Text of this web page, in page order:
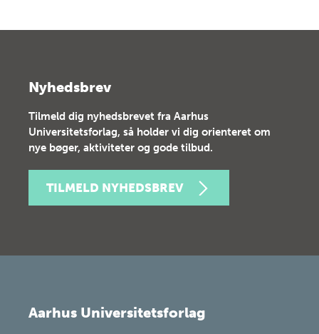
Nyhedsbrev
Tilmeld dig nyhedsbrevet fra Aarhus
Universitetsforlag, så holder vi dig orienteret om
nye bøger, aktiviteter og gode tilbud.
TILMELD NYHEDSBREV
Aarhus Universitetsforlag